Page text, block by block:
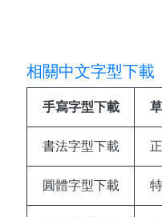
相關中文字型下載
手寫字型下載
書法字型下載
圓體字型下載